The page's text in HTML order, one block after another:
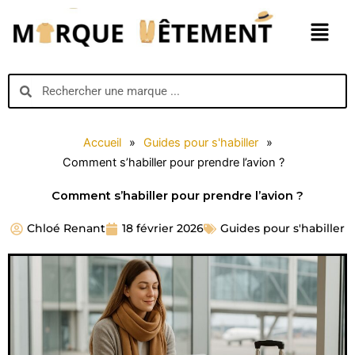
contenu
Menu
SearchSearch
Accueil » Guides pour s'habiller
»
Comment s’habiller pour prendre l’avion ?
Comment s’habiller pour prendre l’avion ?
Chloé Renant 18 février 2026 Guides pour s'habiller